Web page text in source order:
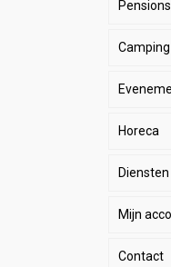
Paard
Ruiter
Stal
SALE
Camping
Horeca
Diensten
Mijn
Contact